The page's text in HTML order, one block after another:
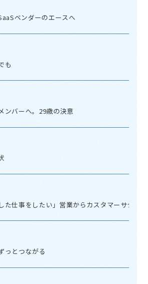
ベンダーのエースへ
も
ンバーへ。29歳の決意
た仕事をしたい」営業からカスタマーサクセ
っとつながる